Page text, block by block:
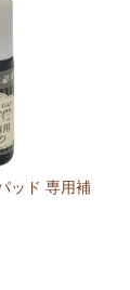
ッド 専用補